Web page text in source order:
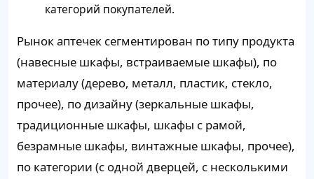
категорий покупателей.
Рынок аптечек сегментирован по типу продукта
(навесные шкафы, встраиваемые шкафы), по
материалу (дерево, металл, пластик, стекло,
прочее), по дизайну (зеркальные шкафы,
традиционные шкафы, шкафы с рамой,
безрамные шкафы, винтажные шкафы, прочее),
по категории (с одной дверцей, с несколькими